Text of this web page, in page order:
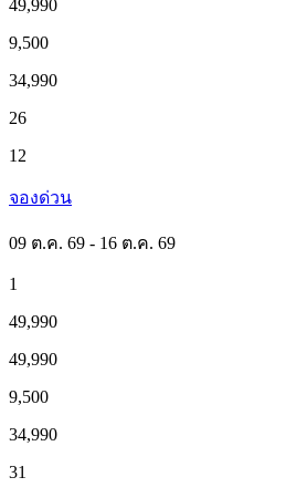
49,990
9,500
34,990
26
12
จองด่วน
09 ต.ค. 69 - 16 ต.ค. 69
1
49,990
49,990
9,500
34,990
31